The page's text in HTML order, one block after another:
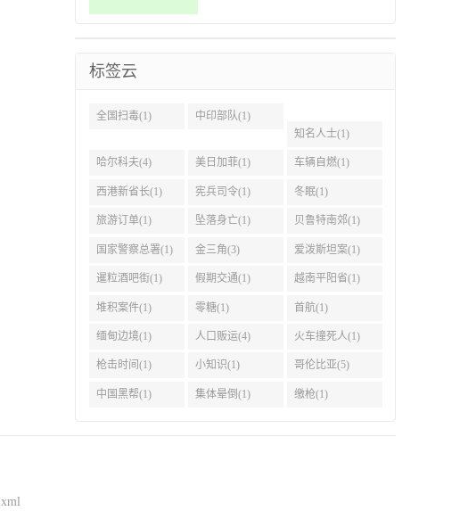
标签云
全国扫毒(1)
中印部队(1)
知名人士(1)
哈尔科夫(4) 美日加菲(1) 车辆自燃(1)
西港新省长(1) 宪兵司令(1) 冬眠(1)
旅游订单(1) 坠落身亡(1) 贝鲁特南郊(1)
国家警察总署(1) 金三角(3) 爱泼斯坦案(1)
暹粒酒吧街(1) 假期交通(1) 越南平阳省(1)
堆积案件(1) 零糖(1) 首航(1)
缅甸边境(1) 人口贩运(4) 火车撞死人(1)
枪击时间(1) 小知识(1) 哥伦比亚(5)
中国黑帮(1) 集体晕倒(1) 缴枪(1)
xml